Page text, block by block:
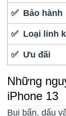
✅ Bảo hành
✅ Loại linh
✅ Ưu đãi
Những
iPhone 13
Bụi bẩn, dấu